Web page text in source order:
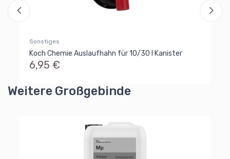
Sonstiges
Koch Chemie Auslaufhahn für 10/30 l Kanister
6,95 €
Weitere Großgebinde